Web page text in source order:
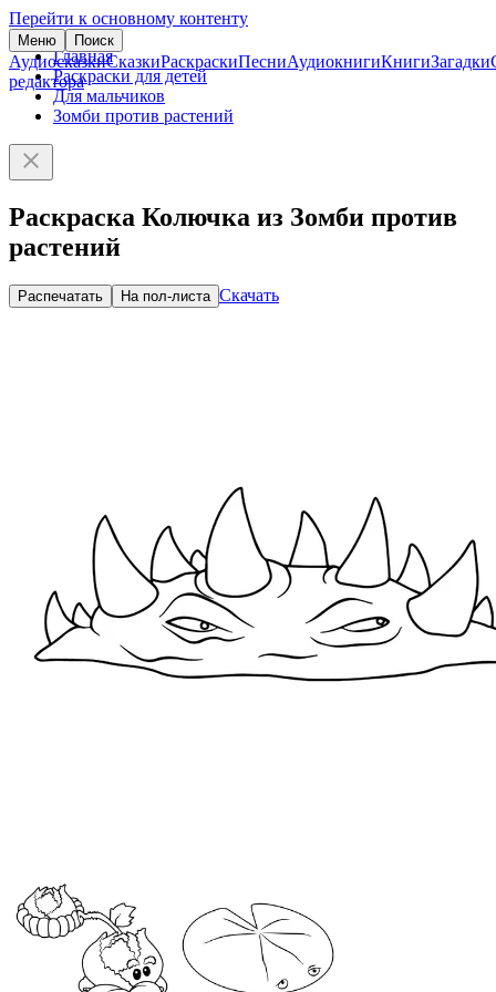
Перейти к основному контенту
Меню Поиск
АудиосказкиСказкиРаскраскиПесниАудиокнигиКнигиЗагадки
редактора
Главная
Раскраски для детей
Для мальчиков
Зомби против растений
Раскраска Колючка из Зомби против
растений
Распечатать На пол-листа Скачать